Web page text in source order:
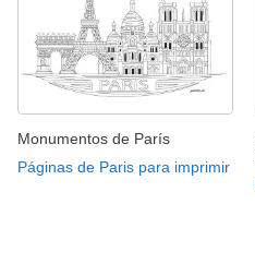
Monumentos de París
Páginas de Paris para imprimir